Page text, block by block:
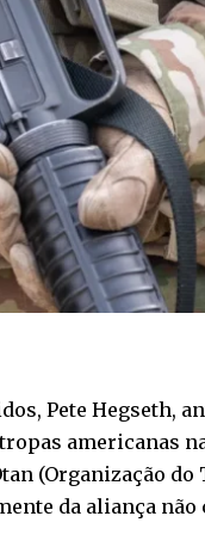
Pete Hegseth,
americanas
(Organização
da aliança